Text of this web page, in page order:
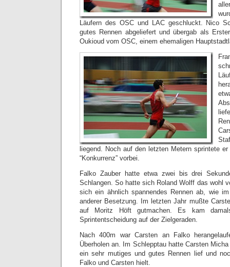
Läufern des OSC und LAC geschluckt. Nico
gutes Rennen abgeliefert und übergab als
Oukioud vom OSC, einem ehemaligen
liegend. Noch auf den letzten Metern sprintete
“Konkurrenz” vorbei.
Falko Zauber hatte etwa zwei bis drei
Schlangen. So hatte sich Roland Wolff das wohl
sich ein ähnlich spannendes Rennen ab, wie
anderer Besetzung. Im letzten Jahr mußte
auf Moritz Höft gutmachen. Es kam
Sprintentscheidung auf der Zielgeraden.
Nach 400m war Carsten an Falko
Überholen an. Im Schlepptau hatte Carsten
ein sehr mutiges und gutes Rennen lief und
Falko und Carsten hielt.